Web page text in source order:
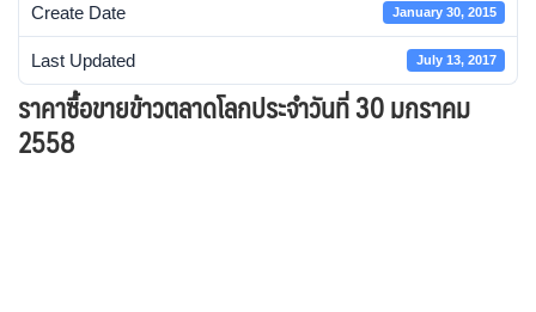
Create Date January 30, 2015
Last Updated July 13, 2017
ราคาซื้อขายข้าวตลาดโลกประจำวันที่ 30 มกราคม
2558